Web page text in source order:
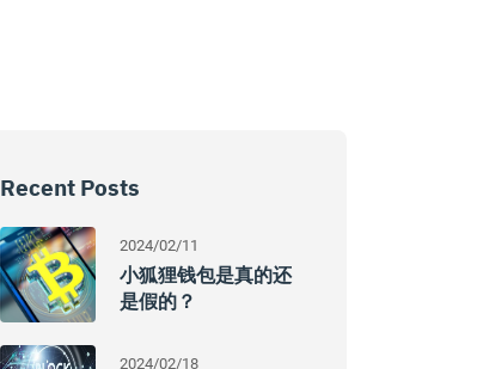
Recent Posts
2024/02/11
小狐狸钱包是真的还
是假的？
2024/02/18